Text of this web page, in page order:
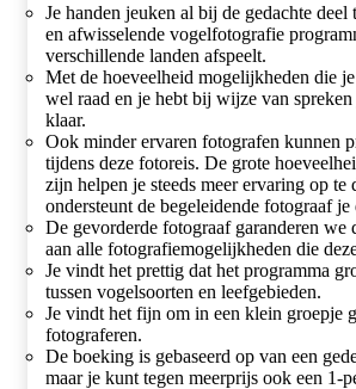
Je handen jeuken al bij de gedachte deel
en afwisselende vogelfotografie
verschillende landen afspeelt.
Met de hoeveelheid mogelijkheden die
wel raad en je hebt bij wijze van
klaar.
Ook minder ervaren fotografen kunnen
tijdens deze fotoreis. De grote
zijn helpen je steeds meer ervaring op te
ondersteunt de begeleidende fotograaf
De gevorderde fotograaf garanderen we
aan alle fotografiemogelijkheden die
Je vindt het prettig dat het programma
tussen vogelsoorten en leefgebieden.
Je vindt het fijn om in een klein groepje
fotograferen.
De boeking is gebaseerd op van een
maar je kunt tegen meerprijs ook een 1-